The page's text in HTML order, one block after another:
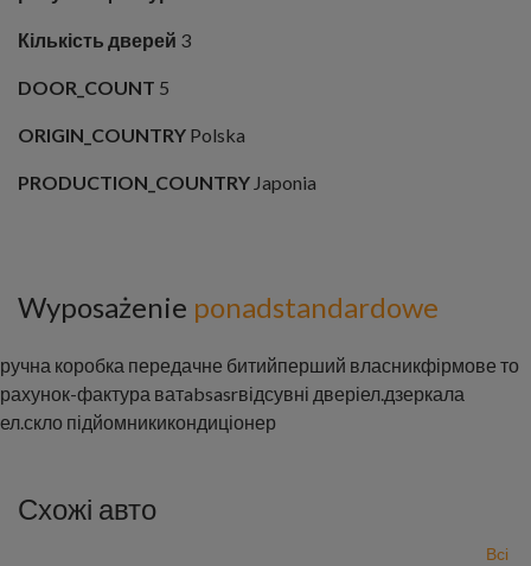
Кількість дверей 3
DOOR_COUNT 5
ORIGIN_COUNTRY Polska
PRODUCTION_COUNTRY Japonia
Wyposażenie ponadstandardowe
ручна коробка передачне битийперший власникфірмове то
рахунок-фактура ватabsasrвідсувні дверіел.дзеркала
ел.скло підйомникикондиціонер
Схожі авто
Всі